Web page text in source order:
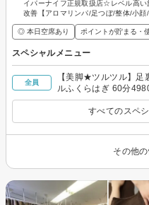
イパーナイフ正規取扱店☆レベル高
改善【アロマリンパ/足つぼ/整体/小顔
◎ 本日空席あり ポイントが貯まる・
スペシャルメニュー
全員
【美脚★ツルツル】足
ルふくらはぎ
すべてのスペ
その他